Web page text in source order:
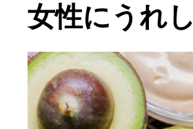
女性にうれ